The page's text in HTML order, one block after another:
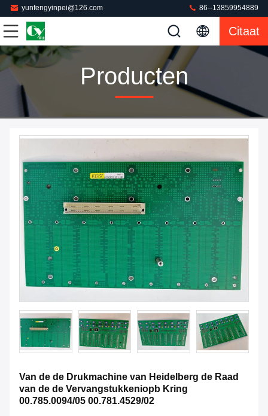
yunfengyinpei@126.com 86--13859954889
Citaat
Producten
Van de de Drukmachine van Heidelberg de Raad
van de de Vervangstukkeniopb Kring
00.785.0094/05 00.781.4529/02